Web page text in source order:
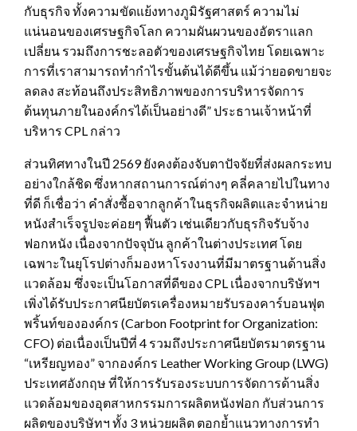
กับธุรกิจ ทั้งความขัดแย้งทางภูมิรัฐศาสตร์ ความไม่
แน่นอนของเศรษฐกิจโลก ความผันผวนของอัตราแลก
เปลี่ยน รวมถึงการชะลอตัวของเศรษฐกิจไทย โดยเฉพาะ
การที่เราสามารถทำกำไรขั้นต้นได้ดีขึ้น แม้ว่ายอดขายจะ
ลดลง สะท้อนถึงประสิทธิภาพของการบริหารจัดการ
ต้นทุนภายในองค์กรได้เป็นอย่างดี” ประธานเจ้าหน้าที่
บริหาร CPL กล่าว
ส่วนทิศทางในปี 2569 ยังคงต้องจับตาปัจจัยที่ส่งผลกระทบ
อย่างใกล้ชิด ซึ่งหากสถานการณ์ต่างๆ คลี่คลายไปในทาง
ที่ดี ก็เชื่อว่า คำสั่งซื้อจากลูกค้าในธุรกิจผลิตและจำหน่าย
หนังสำเร็จรูปจะค่อยๆ ฟื้นตัว เช่นเดียวกับธุรกิจรับจ้าง
ฟอกหนัง เนื่องจากปัจจุบัน ลูกค้าในต่างประเทศ โดย
เฉพาะในยุโรปต่างก็มองหาโรงงานที่มีมาตรฐานด้านสิ่ง
แวดล้อม ซึ่งจะเป็นโอกาสที่ดีของ CPL เนื่องจากบริษัทฯ
เพิ่งได้รับประกาศนียบัตรเครื่องหมายรับรองคาร์บอนฟุต
พริ้นท์ขององค์กร (Carbon Footprint for Organization:
CFO) ต่อเนื่องเป็นปีที่ 4 รวมถึงประกาศนียบัตรมาตรฐาน
“เหรียญทอง” จากองค์กร Leather Working Group (LWG)
ประเทศอังกฤษ ที่ให้การรับรองระบบการจัดการด้านสิ่ง
แวดล้อมของอุตสาหกรรมการผลิตหนังฟอก กับส่วนการ
ผลิตของบริษัทฯ ทั้ง 3 หน่วยผลิต ตอกย้ำแนวทางการทำ